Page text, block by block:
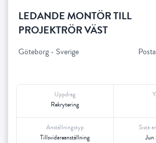
LEDANDE MONTÖR TILL
PROJEKTRÖR VÄST
Göteborg • Sverige
Rekrytering
Uppdrag
Tillsvidareanställning
Anställningstyp
Sista